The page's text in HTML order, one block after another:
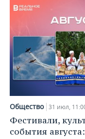
Общество 31 июл,
Фестивали,
события